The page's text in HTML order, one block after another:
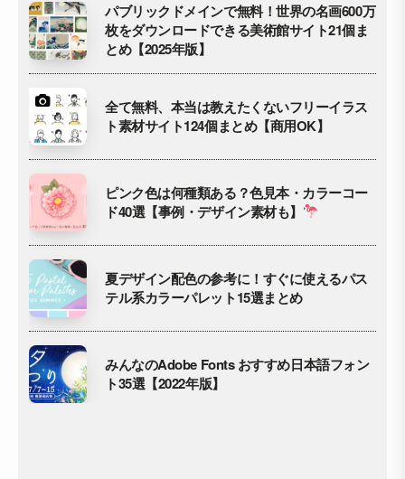
パブリックドメインで無料！世界の名画600万
枚をダウンロードできる美術館サイト21個ま
とめ【2025年版】
全て無料、本当は教えたくないフリーイラス
ト素材サイト124個まとめ【商用OK】
ピンク色は何種類ある？色見本・カラーコー
ド40選【事例・デザイン素材も】
夏デザイン配色の参考に！すぐに使えるパス
テル系カラーパレット15選まとめ
みんなのAdobe Fonts おすすめ日本語フォン
ト35選【2022年版】